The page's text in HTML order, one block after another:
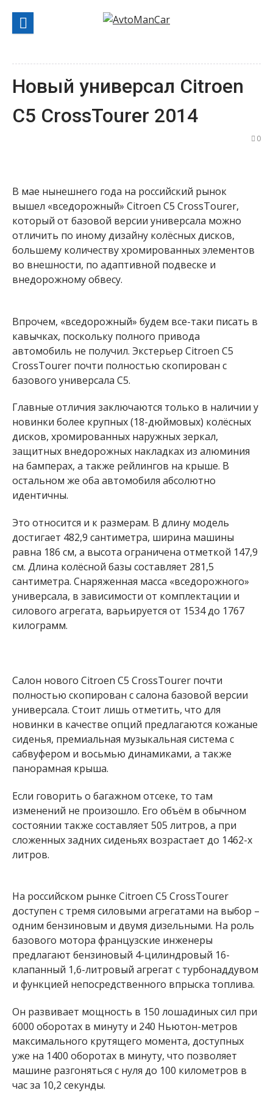
содержанию
Новый универсал Citroen
C5 CrossTourer 2014
0
В мае нынешнего года на российский рынок
вышел «вседорожный» Citroen C5 CrossTourer,
который от базовой версии универсала можно
отличить по иному дизайну колёсных дисков,
большему количеству хромированных элементов
во внешности, по адаптивной подвеске и
внедорожному обвесу.
Впрочем, «вседорожный» будем все-таки писать в
кавычках, поскольку полного привода
автомобиль не получил. Экстерьер Citroen C5
CrossTourer почти полностью скопирован с
базового универсала С5.
Главные отличия заключаются только в наличии у
новинки более крупных (18-дюймовых) колёсных
дисков, хромированных наружных зеркал,
защитных внедорожных накладках из алюминия
на бамперах, а также рейлингов на крыше. В
остальном же оба автомобиля абсолютно
идентичны.
Это относится и к размерам. В длину модель
достигает 482,9 сантиметра, ширина машины
равна 186 см, а высота ограничена отметкой 147,9
см. Длина колёсной базы составляет 281,5
сантиметра. Снаряженная масса «вседорожного»
универсала, в зависимости от комплектации и
силового агрегата, варьируется от 1534 до 1767
килограмм.
Салон нового Citroen C5 CrossTourer почти
полностью скопирован с салона базовой версии
универсала. Стоит лишь отметить, что для
новинки в качестве опций предлагаются кожаные
сиденья, премиальная музыкальная система с
сабвуфером и восьмью динамиками, а также
панорамная крыша.
Если говорить о багажном отсеке, то там
изменений не произошло. Его объём в обычном
состоянии также составляет 505 литров, а при
сложенных задних сиденьях возрастает до 1462-х
литров.
На российском рынке Citroen C5 CrossTourer
доступен с тремя силовыми агрегатами на выбор –
одним бензиновым и двумя дизельными. На роль
базового мотора французские инженеры
предлагают бензиновый 4-цилиндровый 16-
клапанный 1,6-литровый агрегат с турбонаддувом
и функцией непосредственного впрыска топлива.
Он развивает мощность в 150 лошадиных сил при
6000 оборотах в минуту и 240 Ньютон-метров
максимального крутящего момента, доступных
уже на 1400 оборотах в минуту, что позволяет
машине разгоняться с нуля до 100 километров в
час за 10,2 секунды.